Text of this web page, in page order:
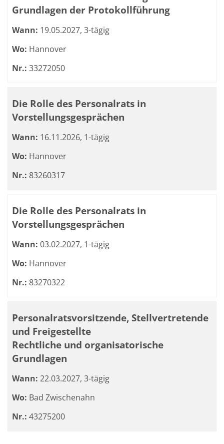
Grundlagen der Protokollführung
Wann: 19.05.2027, 3-tägig
Wo: Hannover
Nr.: 33272050
Die Rolle des Personalrats in
Vorstellungsgesprächen
Wann: 16.11.2026, 1-tägig
Wo: Hannover
Nr.: 83260317
Die Rolle des Personalrats in
Vorstellungsgesprächen
Wann: 03.02.2027, 1-tägig
Wo: Hannover
Nr.: 83270322
Personalratsvorsitzende, Stellvertretende
und Freigestellte
Rechtliche und organisatorische
Grundlagen
Wann: 22.03.2027, 3-tägig
Wo: Bad Zwischenahn
Nr.: 43275200